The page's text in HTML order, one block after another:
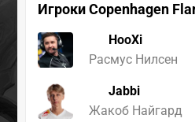
Игроки Copenhagen
HooXi
Расмус Нилсен
Jabbi
Жакоб Найгард